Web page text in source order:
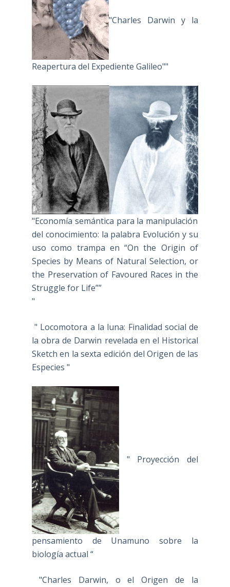
"Charles Darwin y la
Reapertura del Expediente Galileo""
"Economía semántica para la manipulación
del conocimiento: la palabra Evolución y su
uso como trampa en “On the Origin of
Species by Means of Natural Selection, or
the Preservation of Favoured Races in the
Struggle for Life””
"
" Locomotora a la luna: Finalidad social de
la obra de Darwin revelada en el Historical
Sketch en la sexta edición del Origen de las
Especies "
" Proyección del
pensamiento de Unamuno sobre la
biología actual “
"Charles Darwin, o el Origen de la